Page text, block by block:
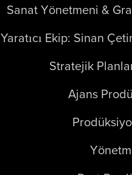
Sanat Yönetmeni &
Yaratıcı Ekip: Sinan
Stratejik
Ajans